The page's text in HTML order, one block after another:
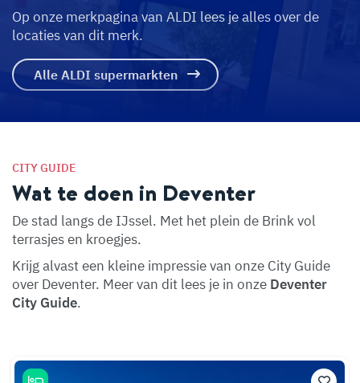
Op onze merkpagina van ALDI lees je alles over de
locaties van dit merk.
Alle ALDI supermarkten
CITY GUIDE
Wat te doen in Deventer
De stad langs de IJssel. Met het plein de Brink vol
terrasjes en kroegjes.
Krijg alvast een kleine impressie van onze City Guide
over Deventer. Meer van dit lees je in onze Deventer
City Guide.